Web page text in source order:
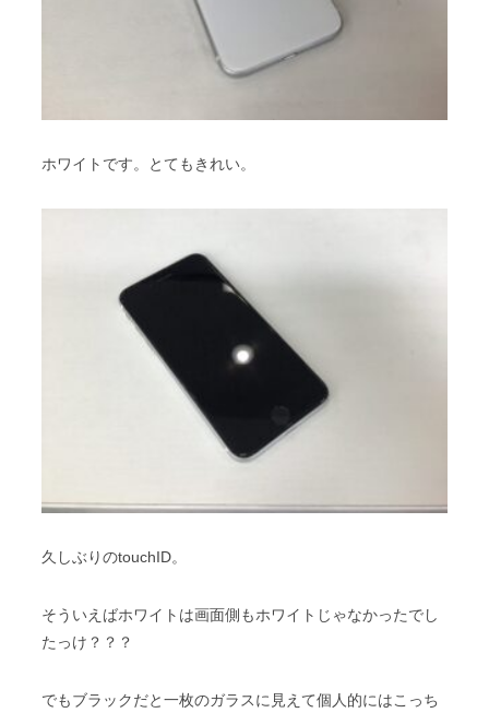
ホワイトです。とてもきれい。
久しぶりのtouchID。
そういえばホワイトは画面側もホワイトじゃなかったでし
たっけ？？？
でもブラックだと一枚のガラスに見えて個人的にはこっち